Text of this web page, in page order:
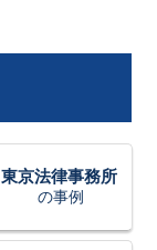
東京法律事務所
の事例